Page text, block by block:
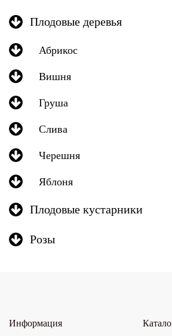
Плодовые деревья
Абрикос
Вишня
Груша
Слива
Черешня
Яблоня
Плодовые кустарники
Розы
Информация